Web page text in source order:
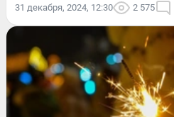
31 декабря, 2024, 12:30 2 575